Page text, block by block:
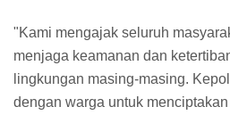
"Kami mengajak seluruh
menjaga keamanan dan
lingkungan masing-masing.
dengan warga untuk